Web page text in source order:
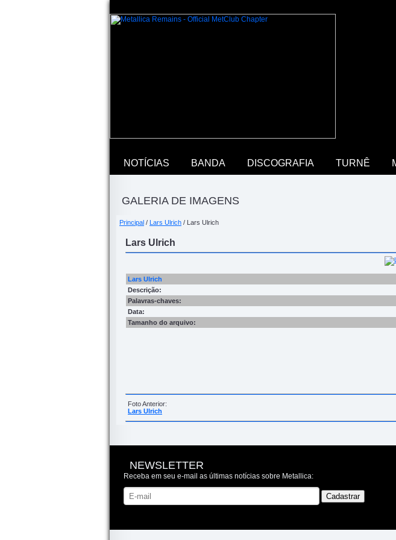
NOTÍCIAS BANDA DISCOGRAFIA TURNÊ
GALERIA DE IMAGENS
Principal / Lars Ulrich / Lars Ulrich
Lars Ulrich
Lars Ulrich
Descrição:
Palavras-chaves:
Data:
Tamanho do arquivo:
Foto Anterior:
Lars Ulrich
NEWSLETTER
Receba em seu e-mail as últimas notícias sobre Metallica: